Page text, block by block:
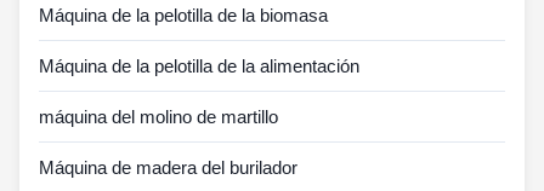
Máquina de la pelotilla de la biomasa
Máquina de la pelotilla de la alimentación
máquina del molino de martillo
Máquina de madera del burilador